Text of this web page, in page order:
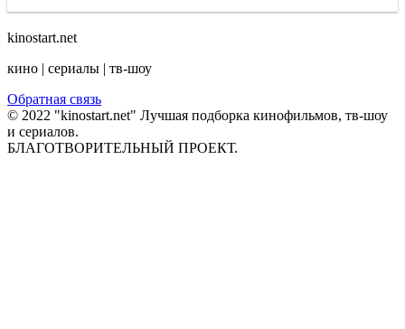
kinostart.net
кино | сериалы | тв-шоу
Обратная связь
© 2022 "kinostart.net" Лучшая подборка кинофильмов, тв-шоу
и сериалов.
БЛАГОТВОРИТЕЛЬНЫЙ ПРОЕКТ.